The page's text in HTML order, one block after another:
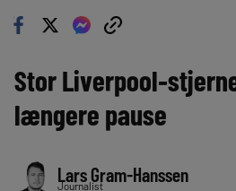
Stor Liverpool-
længere pause
Lars Gram-Hanssen
Journalist